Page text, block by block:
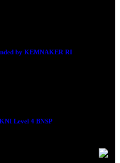
by KEMNAKER RI
Level 4 BNSP